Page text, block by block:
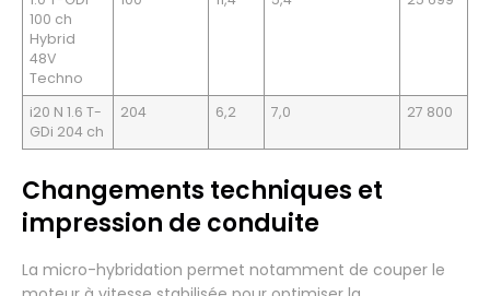
100 ch
Hybrid
48V
Techno
i20 N 1.6 T-
GDi 204 ch
204 6,2 7,0 27 800
Changements techniques et
impression de conduite
La micro-hybridation permet notamment de couper le